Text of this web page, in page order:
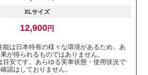
XLサイズ
12,900円
能は日本特有の様々な環境があるため、あ
が得られるものではありません。
目安です。あらゆる実車状態・使用状況で
認はしておりません。